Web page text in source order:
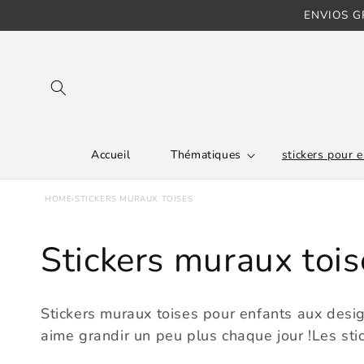
contenu
ENVIOS
Accueil Thématiques stickers pour
HOME› STICKERS MURAUX TOISES
C
o
l
Stickers muraux
Stickers muraux toises pour enfants aux
aime grandir un peu plus chaque jour !Les